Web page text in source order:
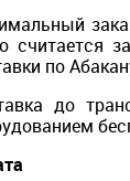
считается
по
до